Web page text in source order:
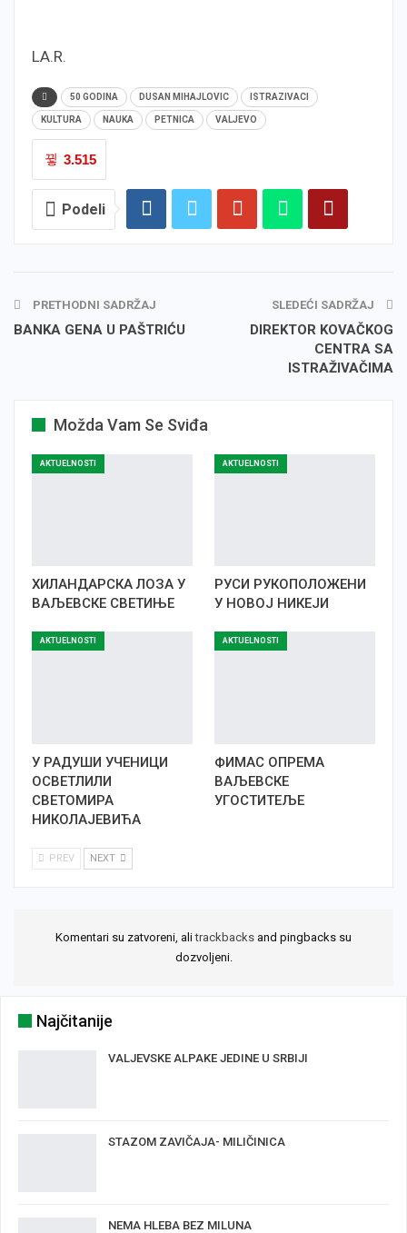
LA.R.
50 GODINA DUSAN MIHAJLOVIC ISTRAZIVACI
KULTURA NAUKA PETNICA VALJEVO
3.515
Podeli
PRETHODNI SADRŽAJ
BANKA GENA U PAŠTRIĆU
SLEDEĆI SADRŽAJ
DIREKTOR KOVAČKOG
CENTRA SA
ISTRAŽIVAČIMA
Možda Vam Se Sviđa
AKTUELNOSTI
ХИЛАНДАРСКА ЛОЗА У
ВАЉЕВСКЕ СВЕТИЊЕ
AKTUELNOSTI
РУСИ РУКОПОЛОЖЕНИ
У НОВОЈ НИКЕЈИ
AKTUELNOSTI
У РАДУШИ УЧЕНИЦИ
ОСВЕТЛИЛИ
СВЕТОМИРА
НИКОЛАЈЕВИЋА
AKTUELNOSTI
ФИМАС ОПРЕМА
ВАЉЕВСКЕ
УГОСТИТЕЉЕ
PREV NEXT
Komentari su zatvoreni, alitrackbacks and pingbacks su
dozvoljeni.
Najčitanije
VALJEVSKE ALPAKE JEDINE U SRBIJI
STAZOM ZAVIČAJA- MILIČINICA
NEMA HLEBA BEZ MILUNA